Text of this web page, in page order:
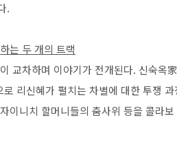
.
는 두 개의 트랙
교차하며 이야기가 전개된다. 신숙옥
리신혜가 펼치는 차별에 대한 투쟁
이니치 할머니들의 춤사위 등을 콜라